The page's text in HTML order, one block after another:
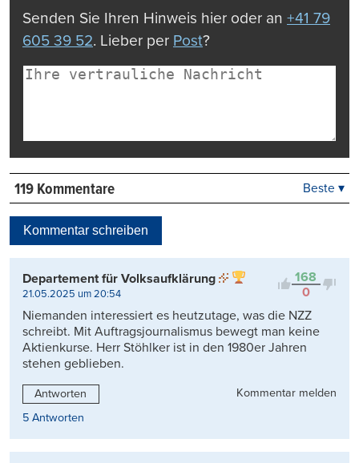
Senden Sie Ihren Hinweis hier oder an +41 79
605 39 52. Lieber per Post?
119 Kommentare
Kontrovers
Beste ▾
Kommentar schreiben
168
0
Departement für Volksaufklärung
21.05.2025 um 20:54
Niemanden interessiert es heutzutage, was die NZZ
schreibt. Mit Auftragsjournalismus bewegt man keine
Aktienkurse. Herr Stöhlker ist in den 1980er Jahren
stehen geblieben.
Antworten
Kommentar melden
5 Antworten